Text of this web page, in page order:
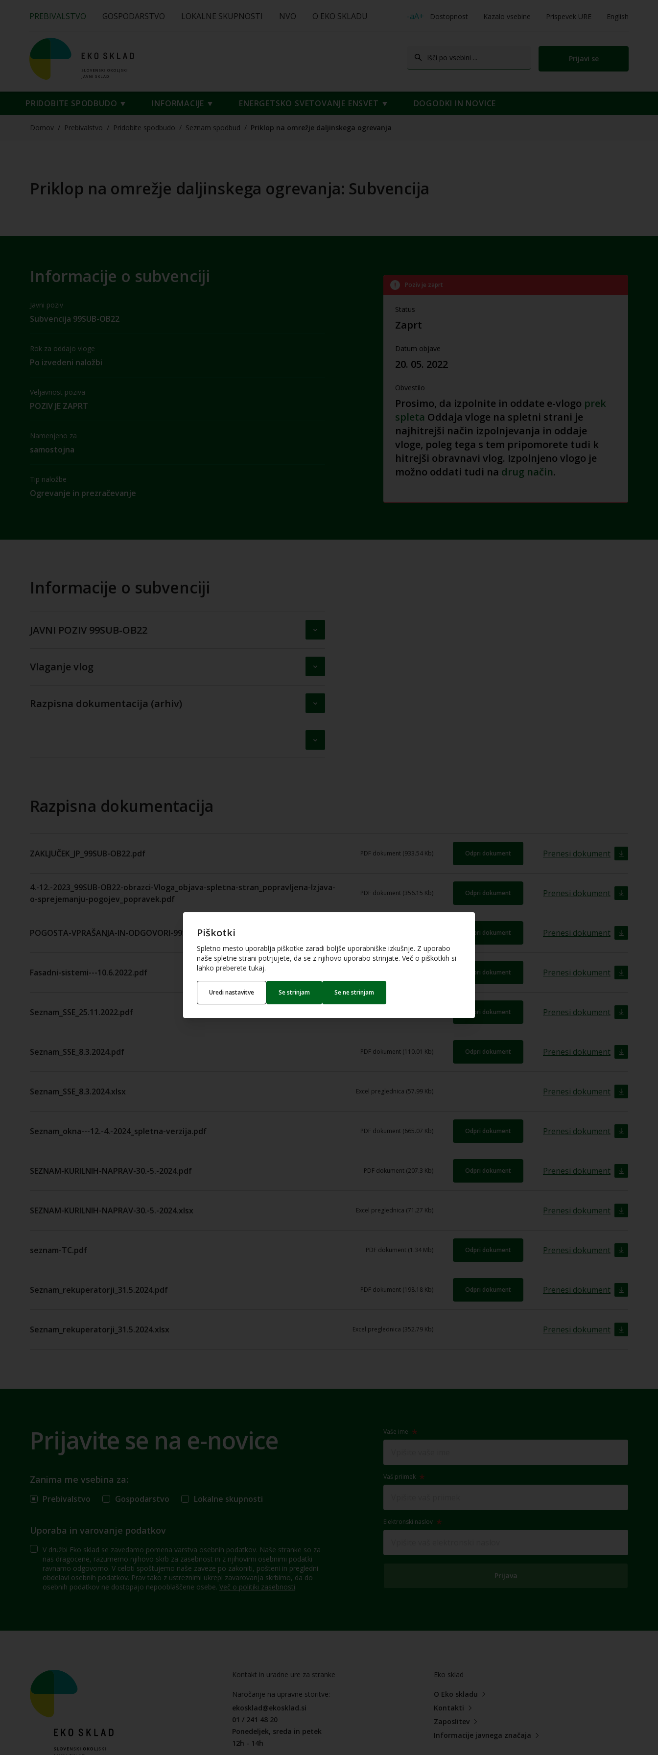
PREBIVALSTVO GOSPODARSTVO LOKALNE SKUPNOSTI NVO O EKO SKLADU -aA+ Dostopnost Kazalo vsebine Prispevek URE English
Prijavi se
PRIDOBITE SPODBUDO INFORMACIJE ENERGETSKO SVETOVANJE ENSVET DOGODKI IN NOVICE
Domov / Prebivalstvo / Pridobite spodbudo / Seznam spodbud / Priklop na omrežje daljinskega ogrevanja
Priklop na omrežje daljinskega ogrevanja: Subvencija
Informacije o subvenciji
Javni poziv
Subvencija 99SUB-OB22
Rok za oddajo vloge
Po izvedeni naložbi
Veljavnost poziva
POZIV JE ZAPRT
Namenjeno za
samostojna
Tip naložbe
Ogrevanje in prezračevanje
Informacije o subvenciji
JAVNI POZIV 99SUB-OB22
Vlaganje vlog
Razpisna dokumentacija (arhiv)
Poziv je zaprt
Status
Zaprt
Datum objave
20. 05. 2022
Obvestilo
Prosimo, da izpolnite in oddate e-vlogo prek
spleta Oddaja vloge na spletni strani je
najhitrejši način izpolnjevanja in oddaje
vloge, poleg tega s tem pripomorete tudi k
hitrejši obravnavi vlog. Izpolnjeno vlogo je
možno oddati tudi na drug način.
Razpisna dokumentacija
ZAKLJUČEK_JP_99SUB-OB22.pdf PDF dokument (933.54 Kb) Odpri dokument Prenesi dokument
4.-12.-2023_99SUB-OB22-obrazci-Vloga_objava-spletna-stran_popravljena-Izjava-
o-sprejemanju-pogojev_popravek.pdf
PDF dokument (356.15 Kb) Odpri dokument Prenesi dokument
POGOSTA-VPRAŠANJA-IN-ODGOVORI-99SUB-OB22.pdf Odpri dokument Prenesi dokument
Fasadni-sistemi---10.6.2022.pdf Odpri dokument Prenesi dokument
Seznam_SSE_25.11.2022.pdf Odpri dokument Prenesi dokument
Seznam_SSE_8.3.2024.pdf PDF dokument (110.01 Kb) Odpri dokument Prenesi dokument
Seznam_SSE_8.3.2024.xlsx Excel preglednica (57.99 Kb) Prenesi dokument
Seznam_okna---12.-4.-2024_spletna-verzija.pdf PDF dokument (665.07 Kb) Odpri dokument Prenesi dokument
SEZNAM-KURILNIH-NAPRAV-30.-5.-2024.pdf PDF dokument (207.3 Kb) Odpri dokument Prenesi dokument
SEZNAM-KURILNIH-NAPRAV-30.-5.-2024.xlsx Excel preglednica (71.27 Kb) Prenesi dokument
seznam-TC.pdf PDF dokument (1.34 Mb) Odpri dokument Prenesi dokument
Seznam_rekuperatorji_31.5.2024.pdf PDF dokument (198.18 Kb) Odpri dokument Prenesi dokument
Seznam_rekuperatorji_31.5.2024.xlsx Excel preglednica (352.79 Kb) Prenesi dokument
Prijavite se na e-novice
Zanima me vsebina za:
Prebivalstvo Gospodarstvo Lokalne skupnosti
Uporaba in varovanje podatkov
V družbi Eko sklad se zavedamo pomena varstva osebnih podatkov. Naše stranke so za
nas dragocene, razumemo njihovo skrb za zasebnost in z njihovimi osebnimi podatki
ravnamo odgovorno. V celoti spoštujemo naše zaveze po zakoniti, pošteni in pregledni
obdelavi osebnih podatkov. Prav tako z ustreznimi ukrepi zavarovanja skrbimo, da do
osebnih podatkov ne dostopajo nepooblaščene osebe. Več o politiki zasebnosti.
Vaše ime
Vaš priimek
Elektronski naslov
Prijava
Kontakt in uradne ure za stranke
Naročanje na upravne storitve:
ekosklad@ekosklad.si
01 / 241 48 20
Ponedeljek, sreda in petek
12h - 14h
Eko sklad
O Eko skladu
Kontakti
Zaposlitev
Informacije javnega značaja
Piškotki
Spletno mesto uporablja piškotke zaradi boljše uporabniške izkušnje. Z uporabo
naše spletne strani potrjujete, da se z njihovo uporabo strinjate. Več o piškotkih si
lahko preberete tukaj.
Uredi nastavitve Se strinjam Se ne strinjam